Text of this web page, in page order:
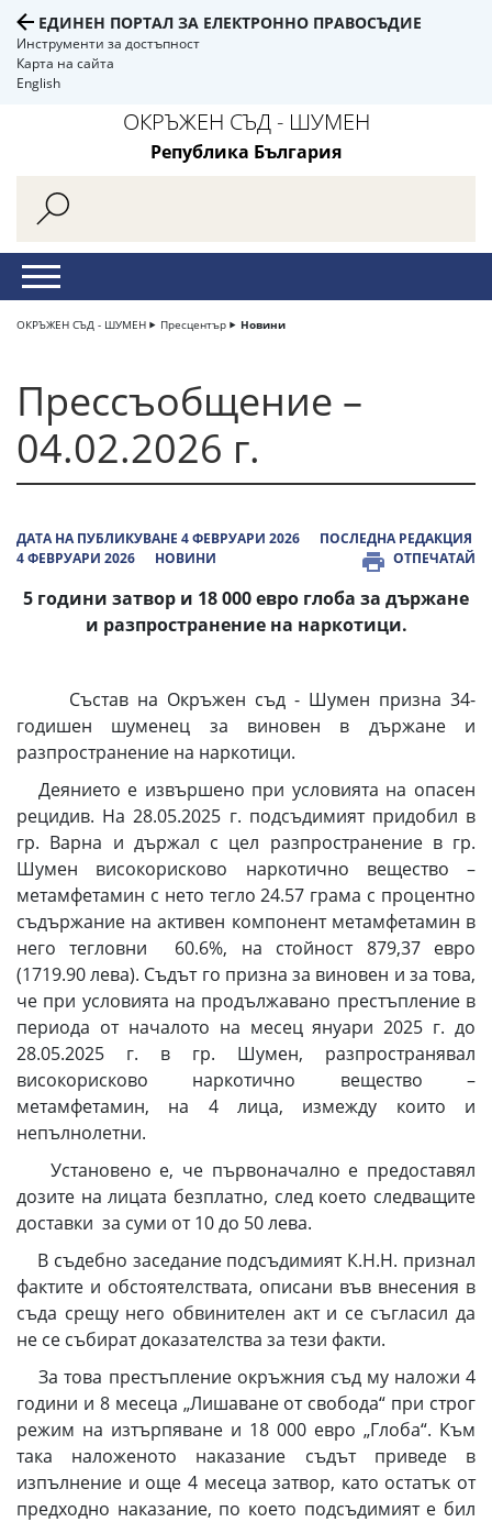
ЕДИНЕН ПОРТАЛ ЗА ЕЛЕКТРОННО ПРАВОСЪДИЕ
Инструменти за достъпност
Карта на сайта
English
ОКРЪЖЕН СЪД - ШУМЕН
Република България
ОКРЪЖЕН СЪД - ШУМЕН Пресцентър Новини
Прессъобщение –
04.02.2026 г.
ДАТА НА ПУБЛИКУВАНЕ 4 ФЕВРУАРИ 2026
ПОСЛЕДНА РЕДАКЦИЯ
4 ФЕВРУАРИ 2026
НОВИНИ ОТПЕЧАТАЙ
5 години затвор и 18 000 евро глоба за държане
и разпространение на наркотици.
Състав на Окръжен съд - Шумен призна 34-
годишен шуменец за виновен в държане и
разпространение на наркотици.
Деянието е извършено при условията на опасен
рецидив. На 28.05.2025 г. подсъдимият придобил в
гр. Варна и държал с цел разпространение в гр.
Шумен високорисково наркотично вещество –
метамфетамин с нето тегло 24.57 грама с процентно
съдържание на активен компонент метамфетамин в
него тегловни 60.6%, на стойност 879,37 евро
(1719.90 лева). Съдът го призна за виновен и за това,
че при условията на продължавано престъпление в
периода от началото на месец януари 2025 г. до
28.05.2025 г. в гр. Шумен, разпространявал
високорисково наркотично вещество –
метамфетамин, на 4 лица, измежду които и
непълнолетни.
Установено е, че първоначално е предоставял
дозите на лицата безплатно, след което следващите
доставки за суми от 10 до 50 лева.
В съдебно заседание подсъдимият К.Н.Н. признал
фактите и обстоятелствата, описани във внесения в
съда срещу него обвинителен акт и се съгласил да
не се събират доказателства за тези факти.
За това престъпление окръжния съд му наложи 4
години и 8 месеца „Лишаване от свобода“ при строг
режим на изтърпяване и 18 000 евро „Глоба“. Към
така наложеното наказание съдът приведе в
изпълнение и още 4 месеца затвор, като остатък от
предходно наказание, по което подсъдимият е бил